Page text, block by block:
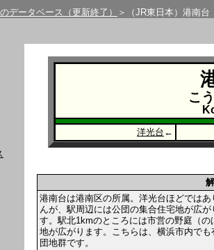
データベース（更新終了） ＞（JR東日本）港南台
こ
洋光台 ←
港南台は港南区の所属。洋光台ほどではあ
んが、駅周辺には公団の集合住宅地が広が
す。駅北1kmのところには市営の野庭（の
地が広がります。こちらは、横浜市内でも
団地群です。